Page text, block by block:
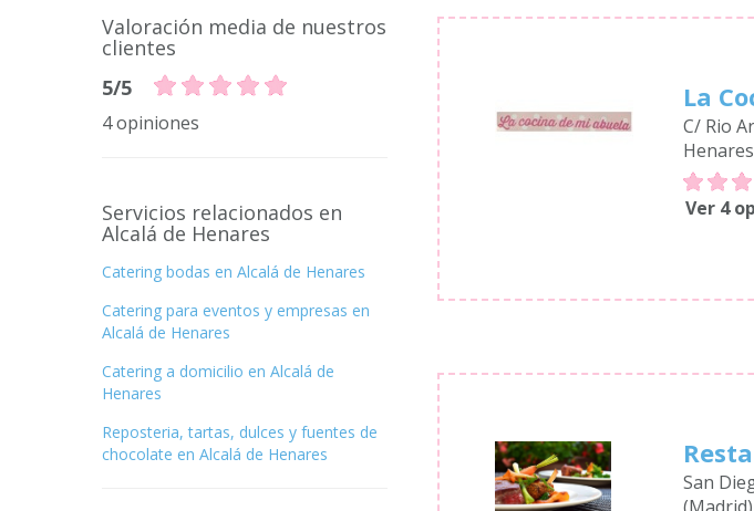
Valoración media de nuestros
clientes
5/5
4 opiniones
Servicios relacionados en
Alcalá de Henares
Catering bodas en Alcalá de Henares
Catering para eventos y empresas en
Alcalá de Henares
Catering a domicilio en Alcalá de
Henares
Reposteria, tartas, dulces y fuentes de
chocolate en Alcalá de Henares
La
C/ Rio
Ver 4
San